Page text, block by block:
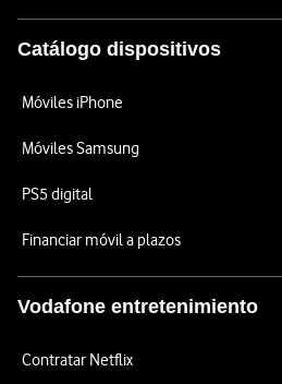
Catálogo dispositivos
Móviles iPhone
Móviles Samsung
PS5 digital
Financiar móvil a plazos
Vodafone entretenimiento
Contratar Netflix